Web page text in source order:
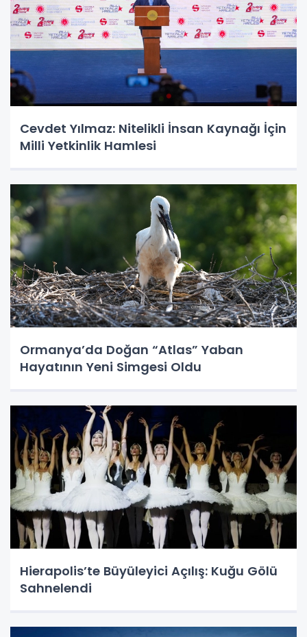
Cevdet Yılmaz: Nitelikli İnsan Kaynağı İçin
Milli Yetkinlik Hamlesi
Ormanya’da Doğan “Atlas” Yaban
Hayatının Yeni Simgesi Oldu
Hierapolis’te Büyüleyici Açılış: Kuğu Gölü
Sahnelendi